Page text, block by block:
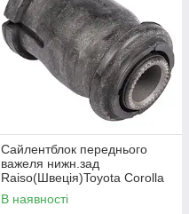
Сайлентблок переднього
важеля нижн.зад
Raiso(Швеція)Toyota Corolla
Liftback,Тойота Корола#RL-
486120H UAQUNCG7
В наявності